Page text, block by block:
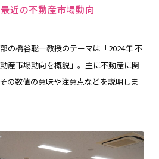
近の不動産市場動向
の橋谷聡一教授のテーマは「2024年 不
産市場動向を概説」。主に不動産に関
の数値の意味や注意点などを説明しま